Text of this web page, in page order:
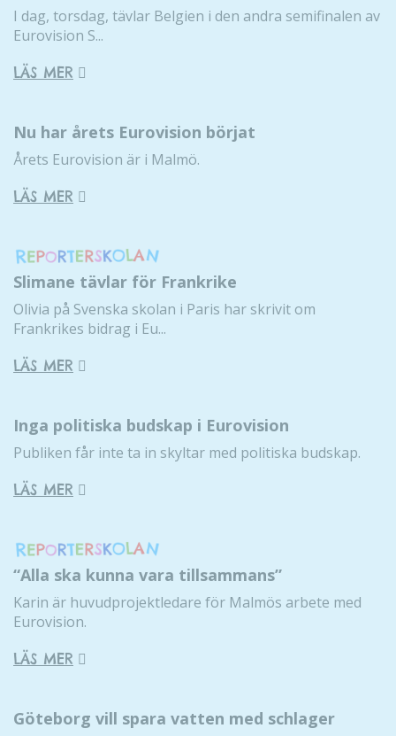
I dag, torsdag, tävlar Belgien i den andra semifinalen av
Eurovision S...
LÄS MER
Nu har årets Eurovision börjat
Årets Eurovision är i Malmö.
LÄS MER
Slimane tävlar för Frankrike
Olivia på Svenska skolan i Paris har skrivit om
Frankrikes bidrag i Eu...
LÄS MER
Inga politiska budskap i Eurovision
Publiken får inte ta in skyltar med politiska budskap.
LÄS MER
“Alla ska kunna vara tillsammans”
Karin är huvudprojektledare för Malmös arbete med
Eurovision.
LÄS MER
Göteborg vill spara vatten med schlager